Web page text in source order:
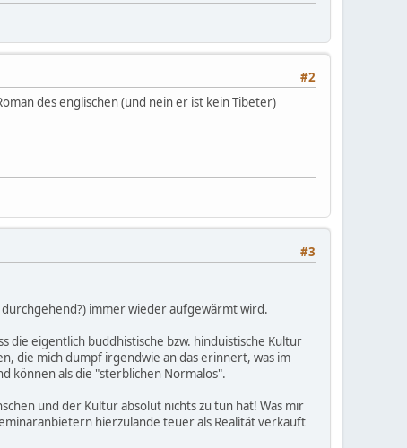
#2
des englischen (und nein er ist kein Tibeter)
#3
immer wieder aufgewärmt wird.
die eigentlich buddhistische bzw. hinduistische Kultur
die mich dumpf irgendwie an das erinnert, was im
können als die "sterblichen Normalos".
und der Kultur absolut nichts zu tun hat! Was mir
hierzulande teuer als Realität verkauft